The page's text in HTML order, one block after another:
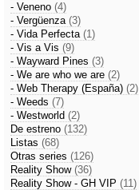
- Veneno (4)
- Vergüenza (3)
- Vida Perfecta (1)
- Vis a Vis (9)
- Wayward Pines (3)
- We are who we are (2)
- Web Therapy (España) (2)
- Weeds (7)
- Westworld (2)
De estreno (132)
Listas (68)
Otras series (126)
Reality Show (36)
Reality Show - GH VIP (11)